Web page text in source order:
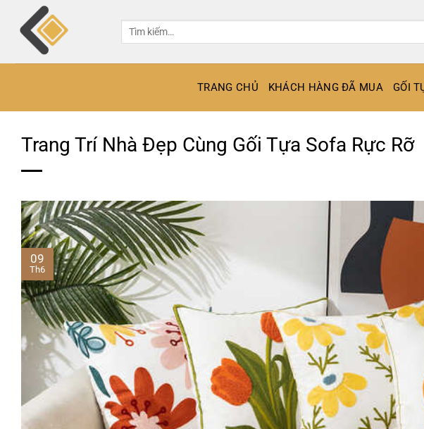
dung
Tìm
TRANG CHỦ KHÁCH HÀNG ĐÃ MUA GỐI
Trang Trí Nhà Đẹp Cùng Gối Tựa Sofa Rực Rỡ
09
Th6